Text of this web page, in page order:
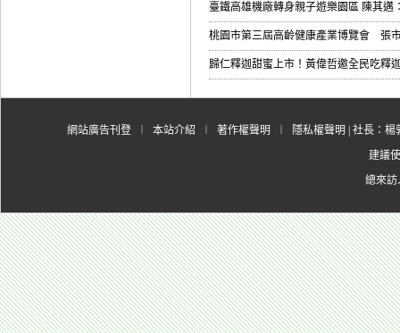
臺鐵高雄機廠轉身親子遊樂園區 陳其邁
桃園市第三屆高齡健康產業博覽會 張
歸仁釋迦甜蜜上市！黃偉哲邀全民吃釋
網站廣告刊登 本站介紹 著作權聲明 隱私權聲明 | 社長：
建議
總來訪